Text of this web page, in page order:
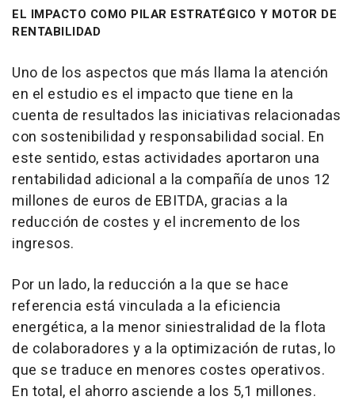
EL IMPACTO COMO PILAR ESTRATÉGICO Y MOTOR DE
RENTABILIDAD
Uno de los aspectos que más llama la atención
en el estudio es el impacto que tiene en la
cuenta de resultados las iniciativas relacionadas
con sostenibilidad y responsabilidad social. En
este sentido, estas actividades aportaron una
rentabilidad adicional a la compañía de unos 12
millones de euros de EBITDA, gracias a la
reducción de costes y el incremento de los
ingresos.
Por un lado, la reducción a la que se hace
referencia está vinculada a la eficiencia
energética, a la menor siniestralidad de la flota
de colaboradores y a la optimización de rutas, lo
que se traduce en menores costes operativos.
En total, el ahorro asciende a los 5,1 millones.